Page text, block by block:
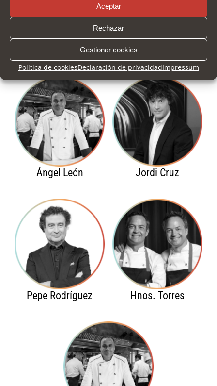
Aceptar
Rechazar
Gestionar cookies
Política de cookiesDeclaración de privacidadImpressum
CHEFS
Ángel León Jordi Cruz
Pepe Rodríguez Hnos. Torres